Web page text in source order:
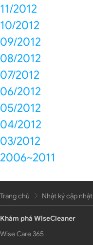
11/2012
10/2012
09/2012
08/2012
07/2012
06/2012
05/2012
04/2012
03/2012
2006~2011
Trang chủ Nhật ký cập nhật
Khám phá WiseCleaner
Wise Care 365